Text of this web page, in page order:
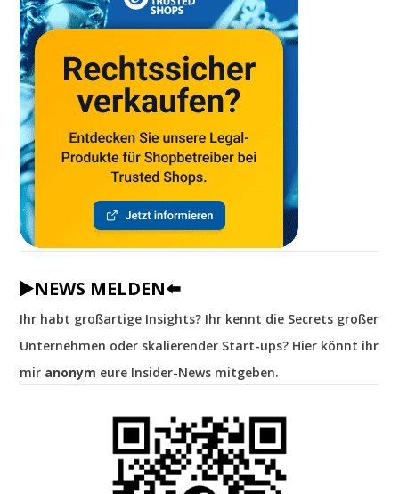
▶️NEWS MELDEN⬅️
Ihr habt großartige Insights? Ihr kennt die Secrets großer
Unternehmen oder skalierender Start-ups? Hier könnt ihr
mir anonym eure Insider-News mitgeben.